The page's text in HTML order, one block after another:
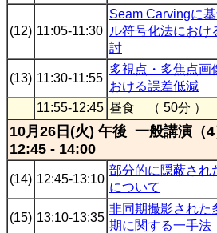
(12) 11:05-11:30
Seam Carvingに
ル符号化法におけ
討
(13) 11:30-11:55
多視点・多焦点画
おける誤差低減
11:55-12:45 昼食 （ 50分 ）
10月26日(火) 午後 一般講演（4
12:45 - 14:00
(14) 12:45-13:10
部分的に隠蔽され
について
(15) 13:10-13:35
非同期撮影された
期に関する一手法